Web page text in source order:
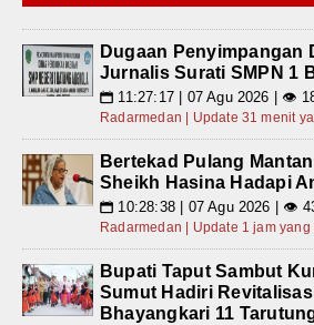
Dugaan Penyimpangan
Jurnalis Surati SMPN 1
📅 11:27:17 | 07 Agu 2026 | 👁
Radarmedan | Update 31 menit
Bertekad Pulang
Sheikh Hasina Hadapi
📅 10:28:38 | 07 Agu 2026 | 👁
Radarmedan | Update 1 jam yang
Bupati Taput Sambut
Sumut Hadiri
Bhayangkari 11